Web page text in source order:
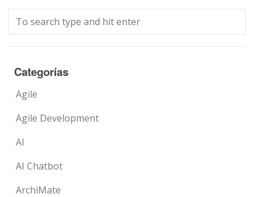
Categorías
Agile
Agile Development
AI
AI Chatbot
ArchiMate